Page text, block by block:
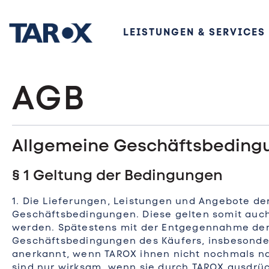
LEISTUNGEN & SERVICES
Cyber Security
Video Security
Distribution
Soziale Verantwortung
Pressemitteilungen
News & Storys
AGB
Allgemeine
§ 1 Geltung der Bedingungen
1. Die Lieferungen, Leistungen und Angebote
Geschäftsbedingungen. Diese gelten somit
werden. Spätestens mit der Entgegennahme
Geschäftsbedingungen des Käufers,
anerkannt, wenn TAROX ihnen nicht nochmals